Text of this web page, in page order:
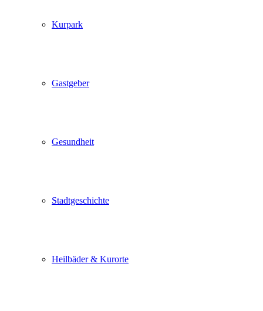
Kurpark
Gastgeber
Gesundheit
Stadtgeschichte
Heilbäder & Kurorte